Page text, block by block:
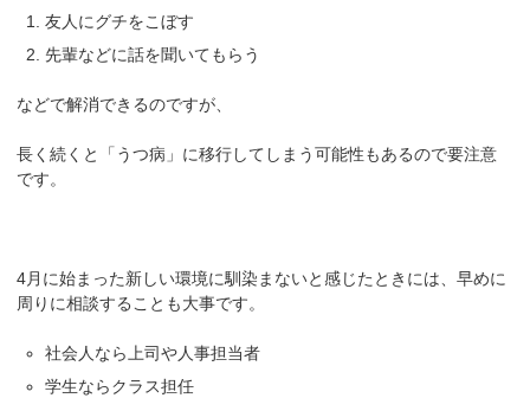
友人にグチをこぼす
先輩などに話を聞いてもらう
などで解消できるのですが、
長く続くと「うつ病」に移行してしまう可能性もあるので要注意
です。
4月に始まった新しい環境に馴染まないと感じたときには、早めに
周りに相談することも大事です。
社会人なら上司や人事担当者
学生ならクラス担任